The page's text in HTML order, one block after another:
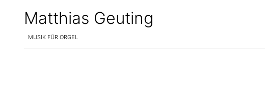
Matthias Geuting
MUSIK FÜR ORGEL